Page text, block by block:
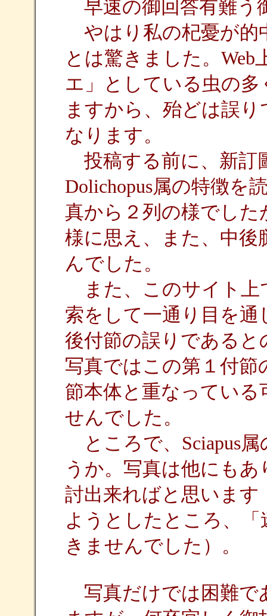
早速の御回答有難う
やはり私の杞憂が的
とは驚きました。
エ」としている虫の
ますから、殆どは誤
なります。
投稿する前に、新訂
Dolichopus属の特徴を
真から２列の様でした
様に思え、また、中後
んでした。
また、このサイト上
索をして一通り目を
後付節の誤りである
写真ではこの第１付
節本体と重なってい
せんでした。
ところで、Sciapus
うか。写真は他にも
討出来ればと思います
ようとしたところ、
きませんでした）。
写真だけでは困難で